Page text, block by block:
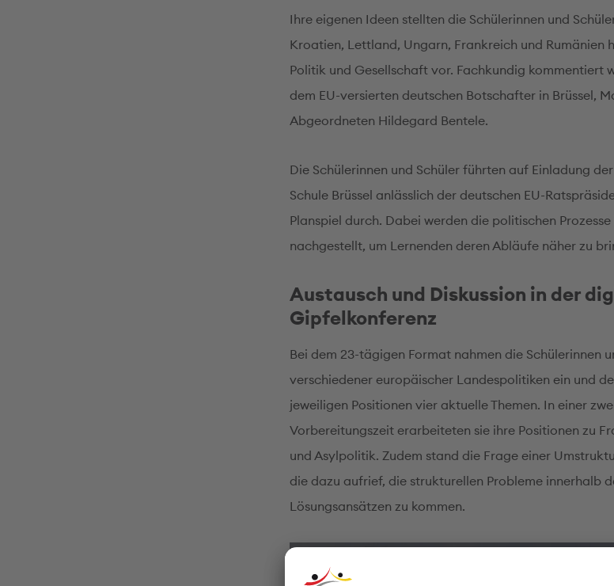
Ihre eigenen Ideen stellten die Schülerinnen und
Kroatien, Lettland, Ungarn, Frankreich und Rumänien
Politik und Gesellschaft vor. Fachkundig kommentiert
dem EU-versierten deutschen Botschafter in Brüssel,
Abgeordneten Hildegard Bentele.
Die Schülerinnen und Schüler führten auf Einladung
Schule Brüssel anlässlich der deutschen EU-
Planspiel durch. Dabei werden die politischen
nachgestellt, um Lernenden deren Abläufe näher zu
Austausch und Diskussion in der
Gipfelkonferenz
Bei dem 23-tägigen Format nahmen die Schülerinnen
verschiedener europäischer Landespolitiken ein und
jeweiligen Positionen vier aktuelle Themen. In einer
Vorbereitungszeit erarbeiteten sie ihre Positionen zu
und Asylpolitik. Zudem stand die Frage einer
die dazu aufrief, die strukturellen Probleme innerhalb
Lösungsansätzen zu kommen.